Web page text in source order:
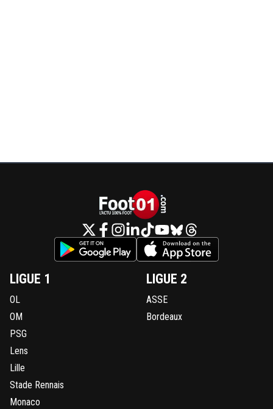
LIGUE 1
OL
OM
PSG
Lens
Lille
Stade Rennais
Monaco
LIGUE 2
ASSE
Bordeaux